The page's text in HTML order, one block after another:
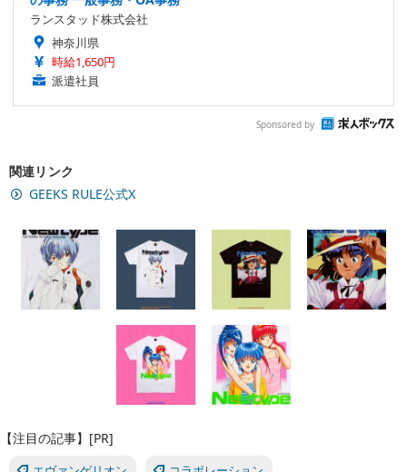
ランスタッド株式会社
神奈川県
時給1,650円
派遣社員
Sponsored by
関連リンク
GEEKS RULE公式X
【注目の記事】[PR]